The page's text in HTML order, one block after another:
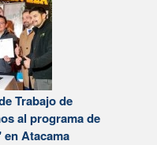
Trabajo de
al programa de
Atacama